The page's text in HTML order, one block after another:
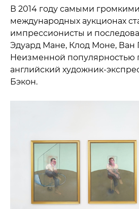
В 2014 году самыми
международных аукционах
импрессионисты и
Эдуард Мане, Клод Моне, Ван
Неизменной популярностью
английский художник-
Бэкон.